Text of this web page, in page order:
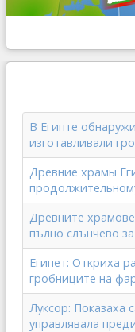
В Египте
изготавливали
Древние храмы
Древните
пълно слънчево
Египет: Откриха
гробниците на
Луксор: Показаха
управлявала